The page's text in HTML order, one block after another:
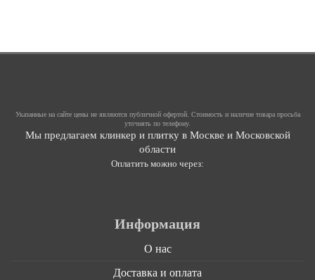
Указанные на сайте цены не являются публичной офертой. Стоимость и наличие товара просьба
уточнять по телефону.
Мы предлагаем клинкер и плитку в Москве и Московской
области
Оплатить можно через:
Информация
О нас
Доставка и оплата